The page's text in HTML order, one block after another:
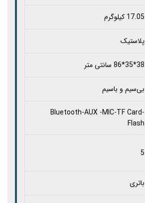
17.05 کیلوگرم
پلاستیک
38*35*86 سانتی متر
بی‌سیم و باسیم
Bluetooth-AUX -MIC-TF Card-
Flash
5
باتری